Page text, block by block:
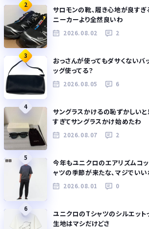
2
サロモンの靴、履き心地が良す
ニーカーより全然良いわ
2026.08.02 2
3
おっさんが使ってもダサくないバ
ッグ使ってる？
2026.08.05 6
4
サングラスかけるの恥ずかしいと
すぎてサングラスかけ始めたわ
2026.08.07 2
5
今年もユニクロのエアリズムコ
ャツの季節が来たな、マジでい
2026.08.01 0
6
ユニクロのTシャツのシルエット
生地はマシだけどさ